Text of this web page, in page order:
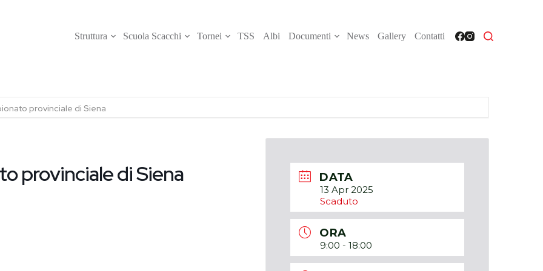
Struttura Scuola Scacchi Tornei TSS Albi Documenti News Gallery Contatti
provinciale di Siena
provinciale di Siena DATA
13 Apr 2025
Scaduto
ORA
9:00 - 18:00